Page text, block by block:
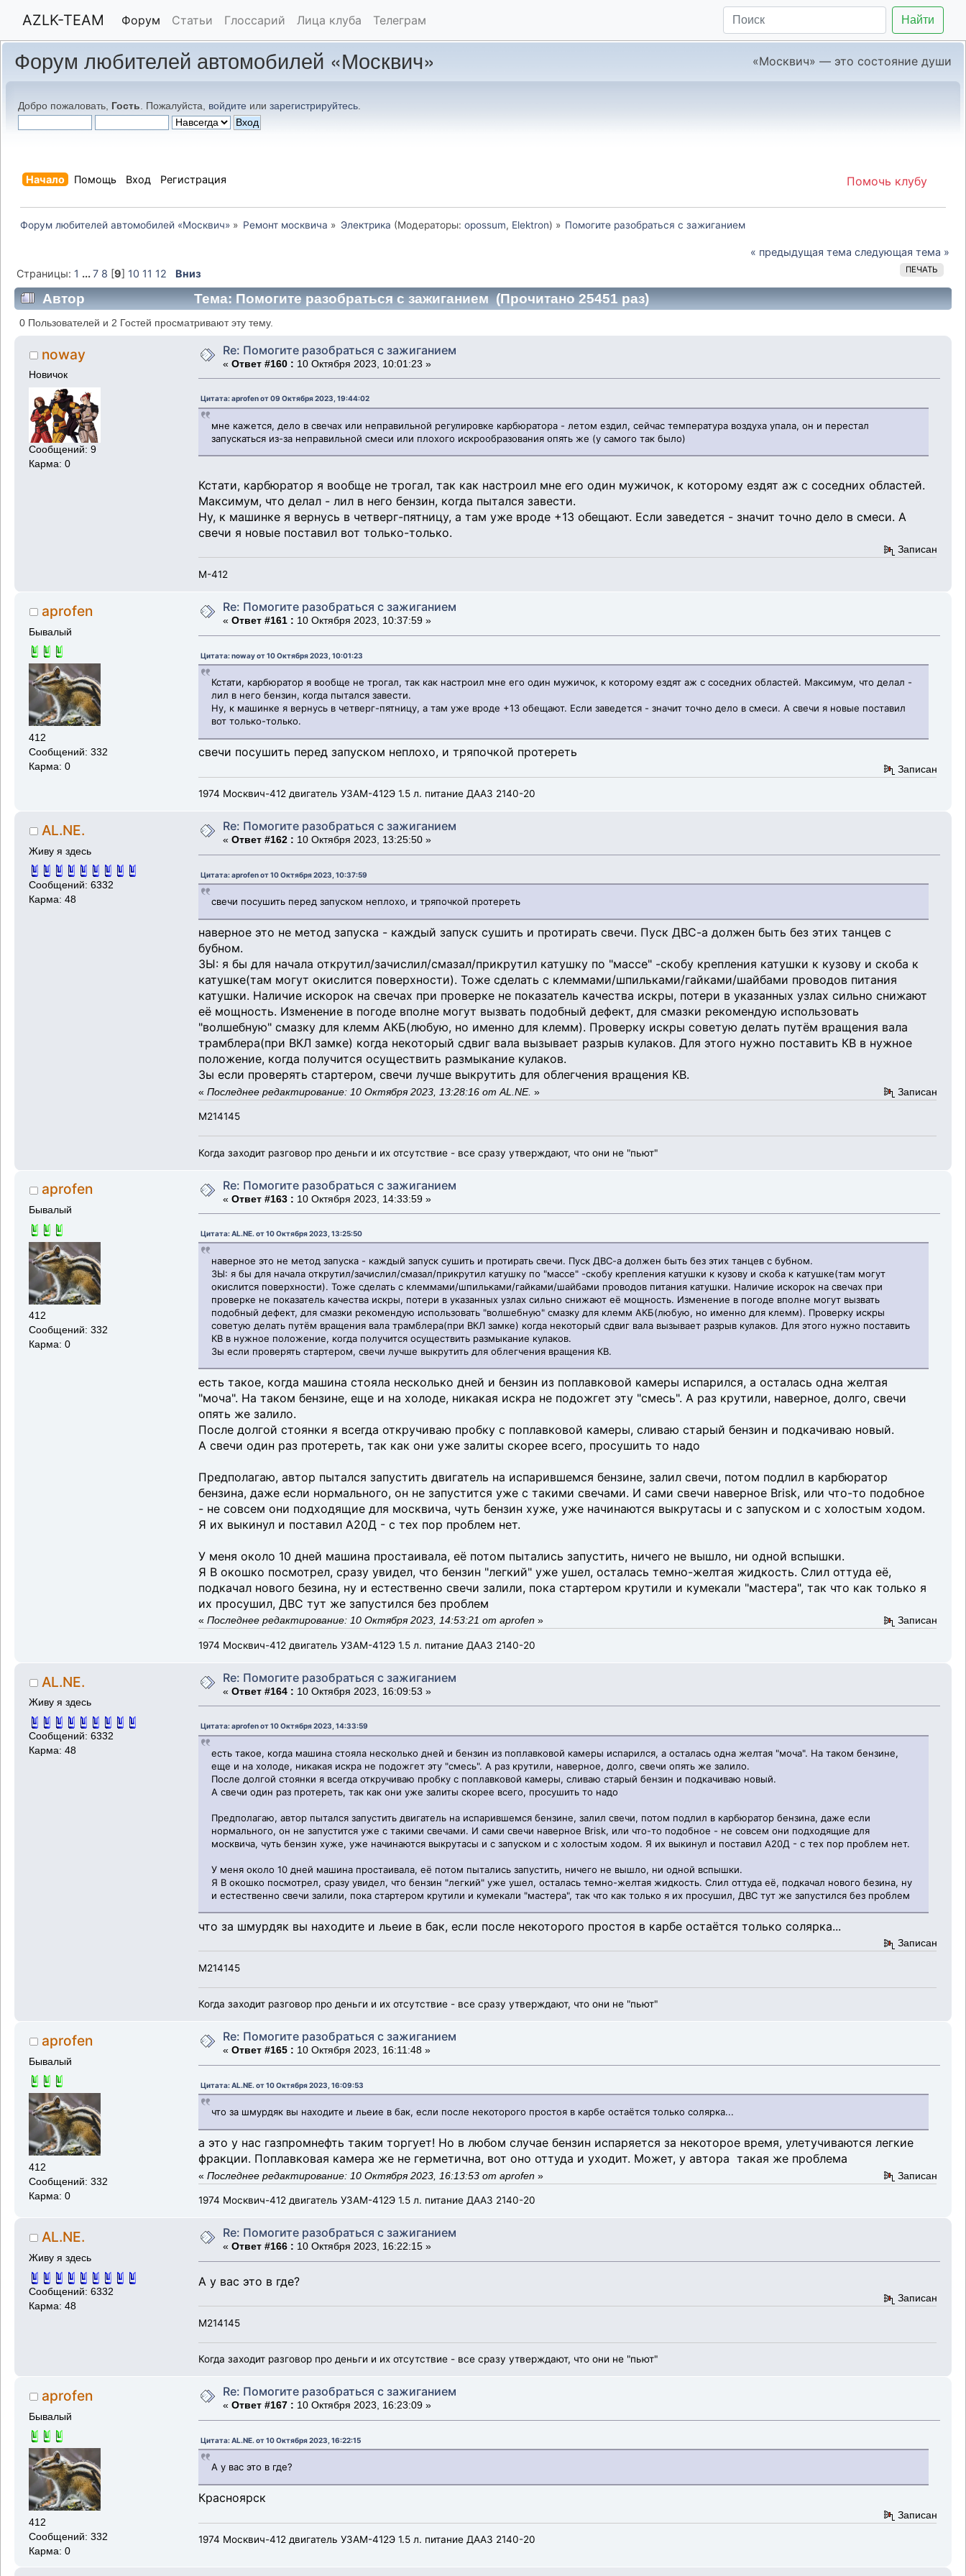
AZLK-TEAM Форум Статьи Глоссарий Лица клуба Телеграм Найти
Форум любителей автомобилей «Москвич» «Москвич» — это состояние души
Добро пожаловать, Гость . Пожалуйста, войдите или зарегистрируйтесь
Помочь клубу
Начало Помощь Вход Регистрация
Форум любителей автомобилей «Москвич» » Ремонт москвича » Электрика (Модераторы: opossum, Elektron) » Помогите разобраться с зажиганием
« предыдущая тема следующая тема »
ПЕЧАТЬ
Страницы: 1 ...7 8 [9] 10 11 12 Вниз
Автор Тема: Помогите разобраться с зажиганием (Прочитано 25451 раз)
0 Пользователей и 2 Гостей просматривают эту тему.
noway
Новичок
Сообщений: 9
Карма: 0
Re: Помогите разобраться с зажиганием
« Ответ #160 : 10 Октября 2023, 10:01:23 »
Цитата: aprofen от 09 Октября 2023, 19:44:02
мне кажется, дело в свечах или неправильной регулировке карбюратора - летом ездил, сейчас температура воздуха упала, он и перестал
запускаться из-за неправильной смеси или плохого искрообразования опять же (у самого так было)
Кстати, карбюратор я вообще не трогал, так как настроил мне его один мужичок, к которому ездят аж с соседних областей.
Максимум, что делал - лил в него бензин, когда пытался завести.
Ну, к машинке я вернусь в четверг-пятницу, а там уже вроде +13 обещают. Если заведется - значит точно дело в смеси. А
свечи я новые поставил вот только-только.
Записан
M-412
aprofen
Бывалый
412
Сообщений: 332
Карма: 0
Re: Помогите разобраться с зажиганием
« Ответ #161 : 10 Октября 2023, 10:37:59 »
Цитата: noway от 10 Октября 2023, 10:01:23
Кстати, карбюратор я вообще не трогал, так как настроил мне его один мужичок, к которому ездят аж с соседних областей. Максимум, что делал -
лил в него бензин, когда пытался завести.
Ну, к машинке я вернусь в четверг-пятницу, а там уже вроде +13 обещают. Если заведется - значит точно дело в смеси. А свечи я новые поставил
вот только-только.
свечи посушить перед запуском неплохо, и тряпочкой протереть
Записан
1974 Москвич-412 двигатель УЗАМ-412Э 1.5 л. питание ДААЗ 2140-20
AL.NE.
Живу я здесь
Сообщений: 6332
Карма: 48
Re: Помогите разобраться с зажиганием
« Ответ #162 : 10 Октября 2023, 13:25:50 »
Цитата: aprofen от 10 Октября 2023, 10:37:59
свечи посушить перед запуском неплохо, и тряпочкой протереть
наверное это не метод запуска - каждый запуск сушить и протирать свечи. Пуск ДВС-а должен быть без этих танцев с
бубном.
ЗЫ: я бы для начала открутил/зачислил/смазал/прикрутил катушку по "массе" -скобу крепления катушки к кузову и скоба к
катушке(там могут окислится поверхности). Тоже сделать с клеммами/шпильками/гайками/шайбами проводов питания
катушки. Наличие искорок на свечах при проверке не показатель качества искры, потери в указанных узлах сильно снижают
её мощность. Изменение в погоде вполне могут вызвать подобный дефект, для смазки рекомендую использовать
"волшебную" смазку для клемм АКБ(любую, но именно для клемм). Проверку искры советую делать путём вращения вала
трамблера(при ВКЛ замке) когда некоторый сдвиг вала вызывает разрыв кулаков. Для этого нужно поставить КВ в нужное
положение, когда получится осуществить размыкание кулаков.
Зы если проверять стартером, свечи лучше выкрутить для облегчения вращения КВ.
« Последнее редактирование: 10 Октября 2023, 13:28:16 от AL.NE. » Записан
M214145
Когда заходит разговор про деньги и их отсутствие - все сразу утверждают, что они не "пьют"
aprofen
Бывалый
412
Сообщений: 332
Карма: 0
Re: Помогите разобраться с зажиганием
« Ответ #163 : 10 Октября 2023, 14:33:59 »
Цитата: AL.NE. от 10 Октября 2023, 13:25:50
наверное это не метод запуска - каждый запуск сушить и протирать свечи. Пуск ДВС-а должен быть без этих танцев с бубном.
ЗЫ: я бы для начала открутил/зачислил/смазал/прикрутил катушку по "массе" -скобу крепления катушки к кузову и скоба к катушке(там могут
окислится поверхности). Тоже сделать с клеммами/шпильками/гайками/шайбами проводов питания катушки. Наличие искорок на свечах при
проверке не показатель качества искры, потери в указанных узлах сильно снижают её мощность. Изменение в погоде вполне могут вызвать
подобный дефект, для смазки рекомендую использовать "волшебную" смазку для клемм АКБ(любую, но именно для клемм). Проверку искры
советую делать путём вращения вала трамблера(при ВКЛ замке) когда некоторый сдвиг вала вызывает разрыв кулаков. Для этого нужно поставить
КВ в нужное положение, когда получится осуществить размыкание кулаков.
Зы если проверять стартером, свечи лучше выкрутить для облегчения вращения КВ.
есть такое, когда машина стояла несколько дней и бензин из поплавковой камеры испарился, а осталась одна желтая
"моча". На таком бензине, еще и на холоде, никакая искра не подожгет эту "смесь". А раз крутили, наверное, долго, свечи
опять же залило.
После долгой стоянки я всегда откручиваю пробку с поплавковой камеры, сливаю старый бензин и подкачиваю новый.
А свечи один раз протереть, так как они уже залиты скорее всего, просушить то надо
Предполагаю, автор пытался запустить двигатель на испарившемся бензине, залил свечи, потом подлил в карбюратор
бензина, даже если нормального, он не запустится уже с такими свечами. И сами свечи наверное Brisk, или что-то подобное
- не совсем они подходящие для москвича, чуть бензин хуже, уже начинаются выкрутасы и с запуском и с холостым ходом.
Я их выкинул и поставил А20Д - с тех пор проблем нет.
У меня около 10 дней машина простаивала, её потом пытались запустить, ничего не вышло, ни одной вспышки.
Я В окошко посмотрел, сразу увидел, что бензин "легкий" уже ушел, осталась темно-желтая жидкость. Слил оттуда её,
подкачал нового безина, ну и естественно свечи залили, пока стартером крутили и кумекали "мастера", так что как только я
их просушил, ДВС тут же запустился без проблем
« Последнее редактирование: 10 Октября 2023, 14:53:21 от aprofen » Записан
1974 Москвич-412 двигатель УЗАМ-412Э 1.5 л. питание ДААЗ 2140-20
AL.NE.
Живу я здесь
Сообщений: 6332
Карма: 48
Re: Помогите разобраться с зажиганием
« Ответ #164 : 10 Октября 2023, 16:09:53 »
Цитата: aprofen от 10 Октября 2023, 14:33:59
есть такое, когда машина стояла несколько дней и бензин из поплавковой камеры испарился, а осталась одна желтая "моча". На таком бензине,
еще и на холоде, никакая искра не подожгет эту "смесь". А раз крутили, наверное, долго, свечи опять же залило.
После долгой стоянки я всегда откручиваю пробку с поплавковой камеры, сливаю старый бензин и подкачиваю новый.
А свечи один раз протереть, так как они уже залиты скорее всего, просушить то надо
Предполагаю, автор пытался запустить двигатель на испарившемся бензине, залил свечи, потом подлил в карбюратор бензина, даже если
нормального, он не запустится уже с такими свечами. И сами свечи наверное Brisk, или что-то подобное - не совсем они подходящие для
москвича, чуть бензин хуже, уже начинаются выкрутасы и с запуском и с холостым ходом. Я их выкинул и поставил А20Д - с тех пор проблем нет.
У меня около 10 дней машина простаивала, её потом пытались запустить, ничего не вышло, ни одной вспышки.
Я В окошко посмотрел, сразу увидел, что бензин "легкий" уже ушел, осталась темно-желтая жидкость. Слил оттуда её, подкачал нового безина, ну
и естественно свечи залили, пока стартером крутили и кумекали "мастера", так что как только я их просушил, ДВС тут же запустился без проблем
что за шмурдяк вы находите и льеие в бак, если после некоторого простоя в карбе остаётся только солярка...
Записан
M214145
Когда заходит разговор про деньги и их отсутствие - все сразу утверждают, что они не "пьют"
aprofen
Бывалый
412
Сообщений: 332
Карма: 0
Re: Помогите разобраться с зажиганием
« Ответ #165 : 10 Октября 2023, 16:11:48 »
Цитата: AL.NE. от 10 Октября 2023, 16:09:53
что за шмурдяк вы находите и льеие в бак, если после некоторого простоя в карбе остаётся только солярка...
а это у нас газпромнефть таким торгует! Но в любом случае бензин испаряется за некоторое время, улетучиваются легкие
фракции. Поплавковая камера же не герметична, вот оно оттуда и уходит. Может, у автора такая же проблема
« Последнее редактирование: 10 Октября 2023, 16:13:53 от aprofen » Записан
1974 Москвич-412 двигатель УЗАМ-412Э 1.5 л. питание ДААЗ 2140-20
AL.NE.
Живу я здесь
Сообщений: 6332
Карма: 48
Re: Помогите разобраться с зажиганием
« Ответ #166 : 10 Октября 2023, 16:22:15 »
А у вас это в где?
Записан
M214145
Когда заходит разговор про деньги и их отсутствие - все сразу утверждают, что они не "пьют"
aprofen
Бывалый
412
Сообщений: 332
Карма: 0
Re: Помогите разобраться с зажиганием
« Ответ #167 : 10 Октября 2023, 16:23:09 »
Цитата: AL.NE. от 10 Октября 2023, 16:22:15
А у вас это в где?
Красноярск
Записан
1974 Москвич-412 двигатель УЗАМ-412Э 1.5 л. питание ДААЗ 2140-20